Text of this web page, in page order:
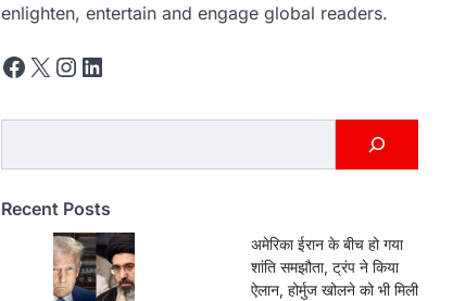
enlighten, entertain and engage global readers.
Facebook
X Instagram
LinkedIn
Recent Posts
अमेरिका ईरान के बीच हो गया
शांति समझौता, ट्रंप ने किया
ऐलान, होर्मुज खोलने को भी मिली
में चंदा चोरी विवाद पर बोले मौलाना
की राम मंदिर में चंदा चोरी के मामले प्रतिक्रिया